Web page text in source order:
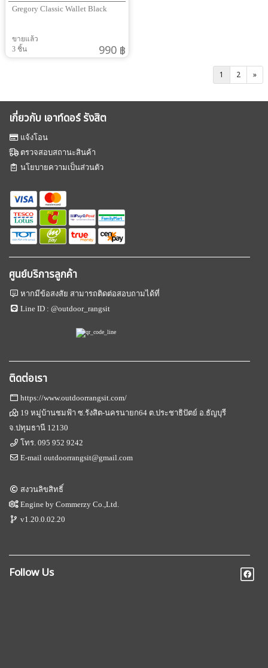
Gregory Classic Wallet Black
ขายแล้ว
3 ชิ้น
990 ฿
1 2 »
เกี่ยวกับ เอาท์ดอร์ รังสิต
แจ้งโอน
ตรวจสอบสถานะสินค้า
นโยบายความเป็นส่วนตัว
ศูนย์บริการลูกค้า
หากมีข้อสงสัย สามารถติดต่อสอบถามได้ที่
Line ID :@outdoor_rangsit
ติดต่อเรา
https://www.outdoorrangsit.com/
19 หมู่บ้านชมฟ้า ซ.รังสิต-นครนายก64 ต.ประชาธิปัตย์ อ.ธัญบุรี
จ.ปทุมธานี 12130
โทร.095 952 9242
E-mailoutdoorrangsit@gmail.com
สงวนลิขสิทธิ์
Engine byCommerzy Co.,Ltd.
v1.20.0.02.20
Follow Us